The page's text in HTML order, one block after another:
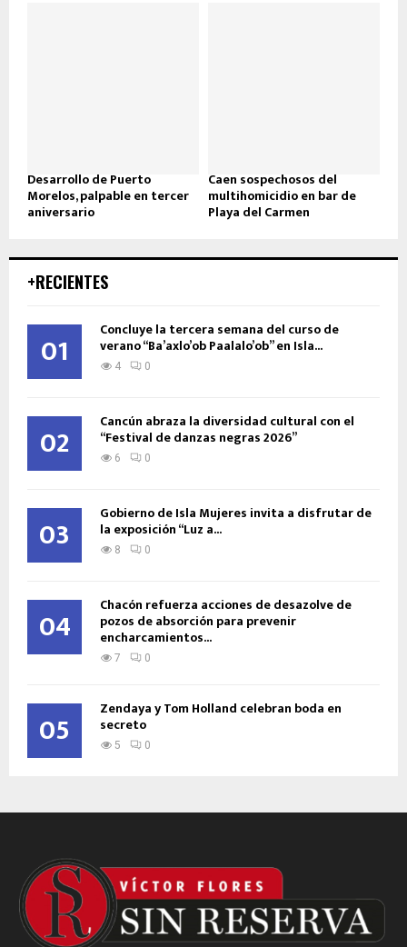
Desarrollo de Puerto
Morelos, palpable en tercer
aniversario
Caen sospechosos del
multihomicidio en bar de
Playa del Carmen
+RECIENTES
01 Concluye la tercera semana del curso de
verano “Ba’axlo’ob Paalalo’ob” en Isla...
4 0
02 Cancún abraza la diversidad cultural con el
“Festival de danzas negras 2026”
6 0
03 Gobierno de Isla Mujeres invita a disfrutar de
la exposición “Luz a...
8 0
04 Chacón refuerza acciones de desazolve de
pozos de absorción para prevenir
encharcamientos...
7 0
05 Zendaya y Tom Holland celebran boda en
secreto
5 0